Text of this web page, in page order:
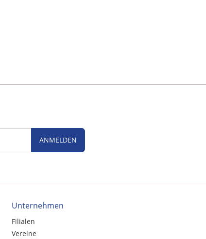
ANMELDEN
Unternehmen
Filialen
Vereine